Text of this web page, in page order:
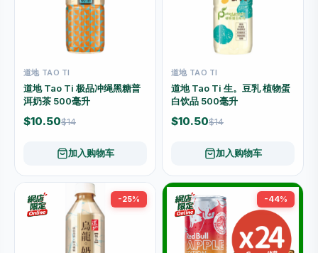
道地 TAO TI
道地 Tao Ti 极品冲绳黑糖普
洱奶茶 500毫升
$10.50$14
加入购物车
道地 TAO TI
道地 Tao Ti 生。豆乳 植物蛋
白饮品 500毫升
$10.50$14
加入购物车
-25% -44%